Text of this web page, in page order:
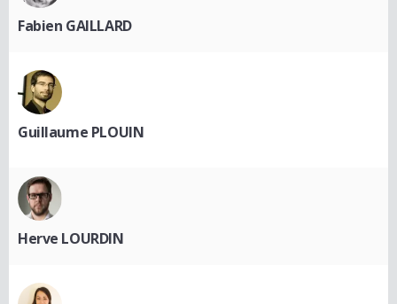
Fabien GAILLARD
Guillaume PLOUIN
Herve LOURDIN